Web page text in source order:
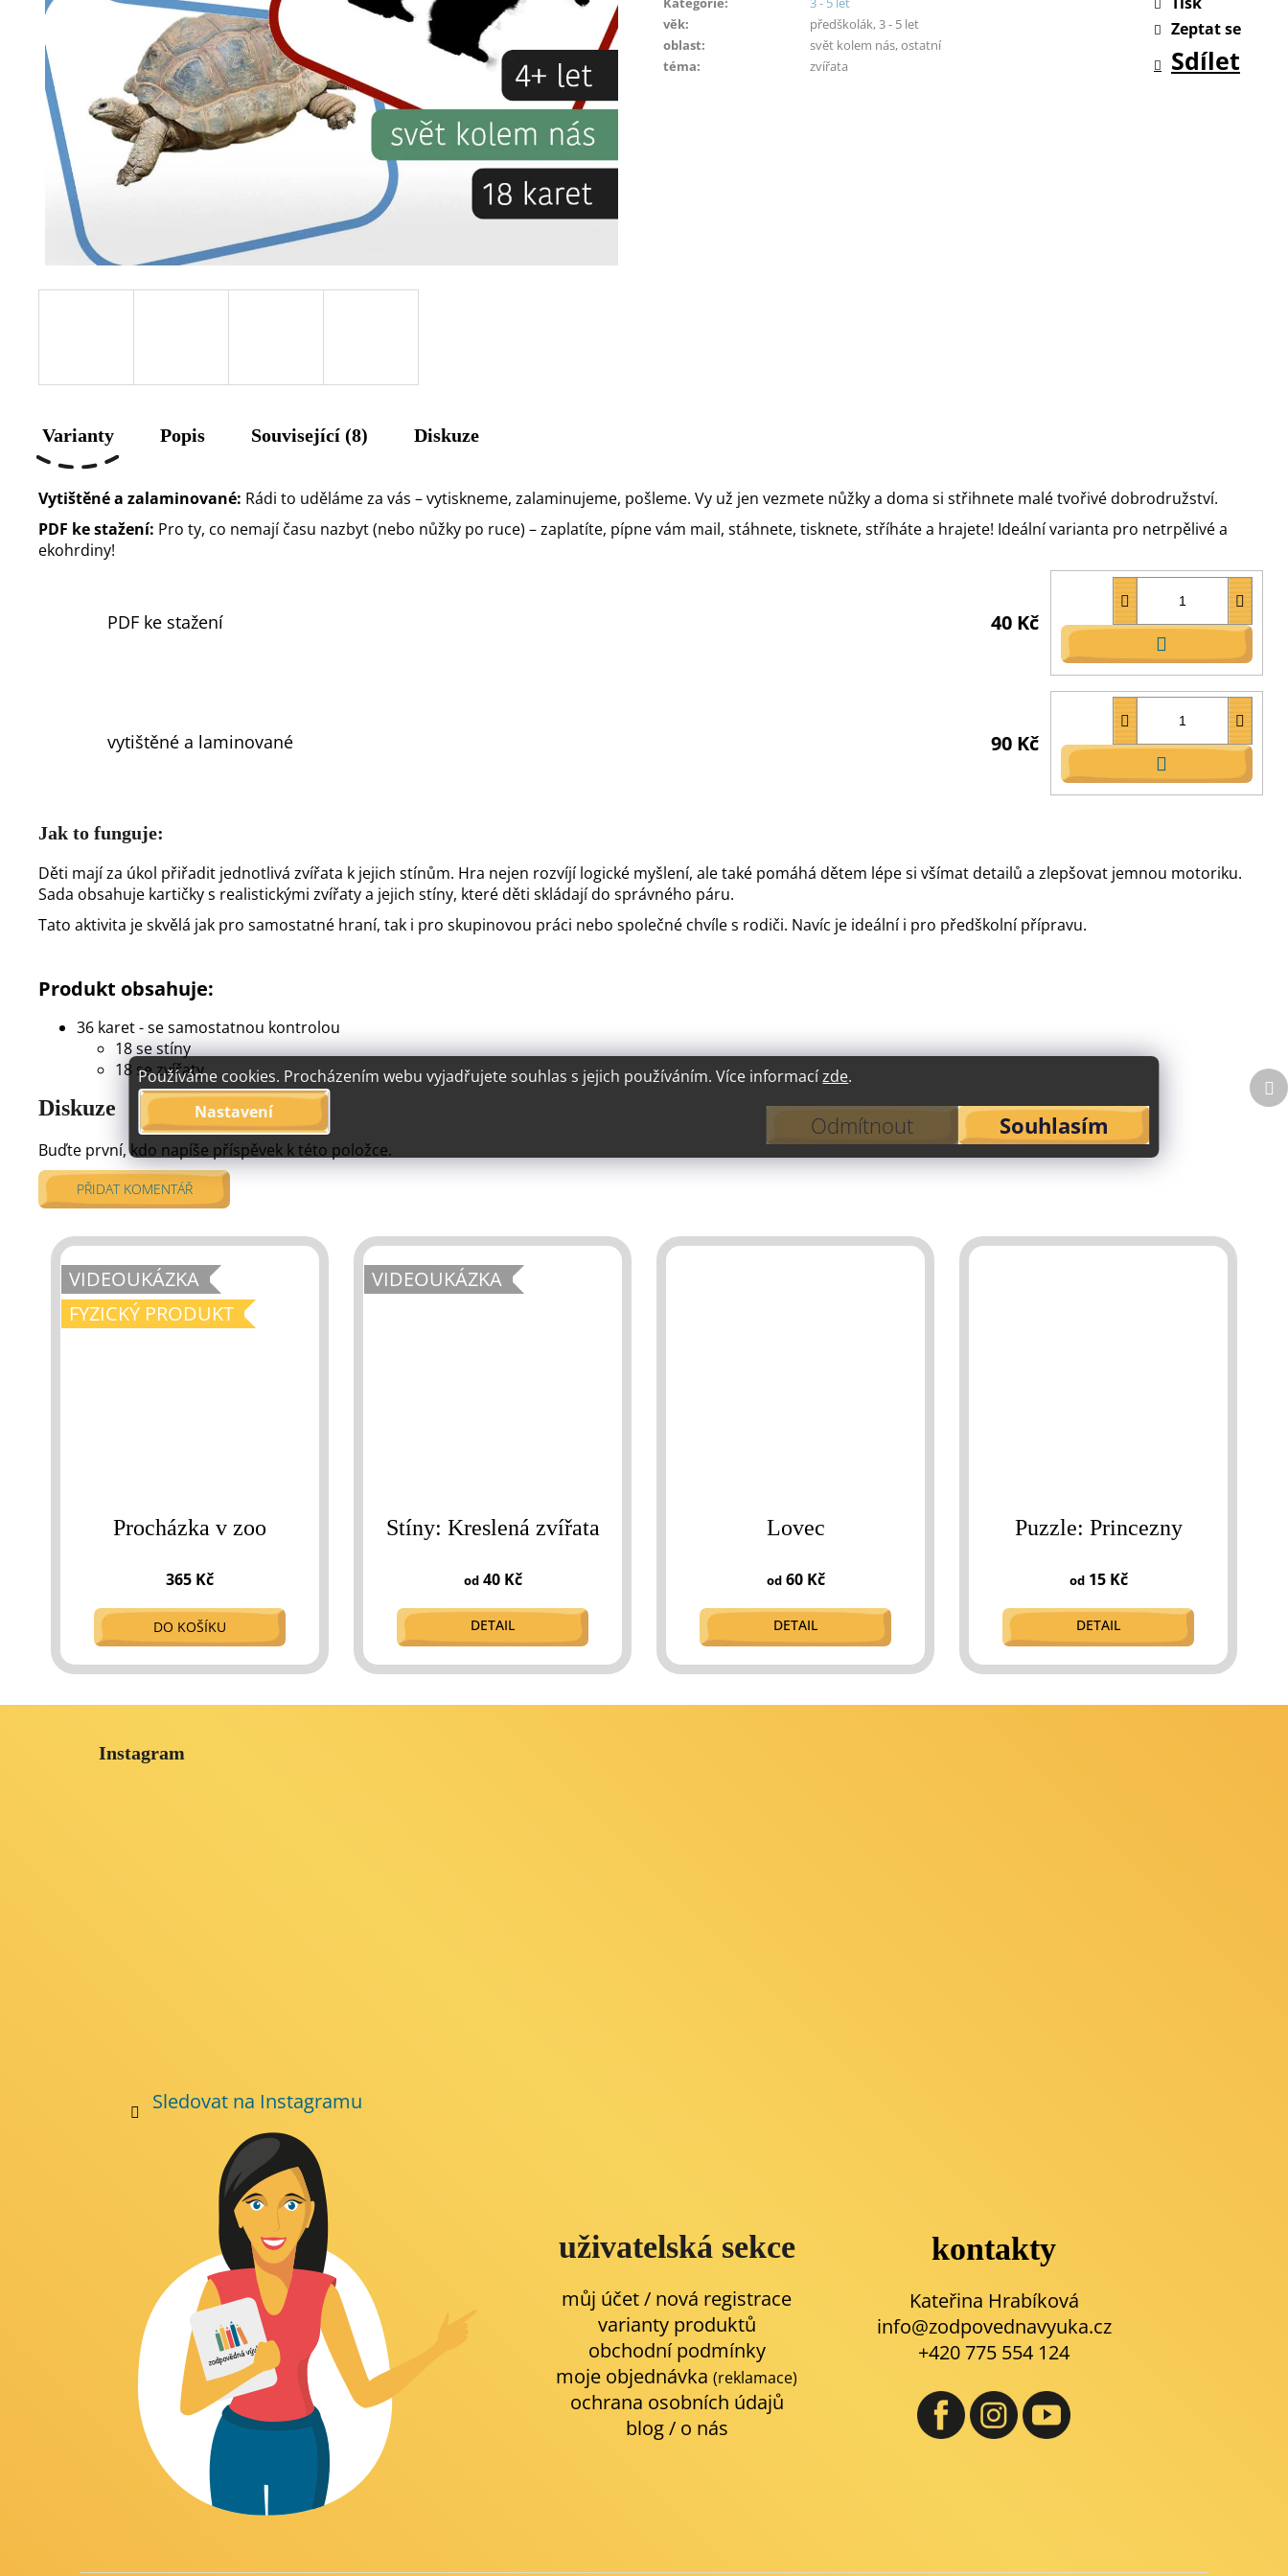
Používáme cookies. Procházením webu vyjadřujete souhlas s jejich používáním. Více informacízde.
Nastavení
Odmítnout Souhlasím
věk:
předškolák, 3 - 5 let
oblast:
svět kolem nás, ostatní
téma: zvířata
Zeptat se
Sdílet
Varianty Popis Související (8) Diskuze
Vytištěné a zalaminované: Rádi to uděláme za vás – vytiskneme, zalaminujeme, pošleme. Vy už jen vezmete nůžky a doma si střihnete malé tvořivé dobrodružství.
PDF ke stažení: Pro ty, co nemají času nazbyt (nebo nůžky po ruce) – zaplatíte, pípne vám mail, stáhnete, tisknete, stříháte a hrajete! Ideální varianta pro netrpělivé a
ekohrdiny!
PDF ke stažení 40 Kč
DO
KOŠÍKU
vytištěné a laminované 90 Kč
DO
KOŠÍKU
Jak to funguje:
Děti mají za úkol přiřadit jednotlivá zvířata k jejich stínům. Hra nejen rozvíjí logické myšlení, ale také pomáhá dětem lépe si všímat detailů a zlepšovat jemnou motoriku.
Sada obsahuje kartičky s realistickými zvířaty a jejich stíny, které děti skládají do správného páru.
Tato aktivita je skvělá jak pro samostatné hraní, tak i pro skupinovou práci nebo společné chvíle s rodiči. Navíc je ideální i pro předškolní přípravu.
Produkt obsahuje:
36 karet - se samostatnou kontrolou
18 se stíny
18 se zvířaty
VIDEOUKÁZKA
FYZICKÝ PRODUKT
Procházka v zoo
365 Kč
DO KOŠÍKU
VIDEOUKÁZKA
Stíny: Kreslená zvířata
od40 Kč
DETAIL
Lovec
od60 Kč
DETAIL
Puzzle: Princezny
od15 Kč
DETAIL
Diskuze
Buďte první, kdo napíše příspěvek k této položce.
PŘIDAT KOMENTÁŘ
Instagram
Sledovat na Instagramu
uživatelská sekce
můj účet / nová registrace
varianty produktů
obchodní podmínky
moje objednávka(reklamace)
ochrana osobních údajů
blog/ o nás
kontakty
Kateřina Hrabíková
info@zodpovednavyuka.cz
+420 775 554 124